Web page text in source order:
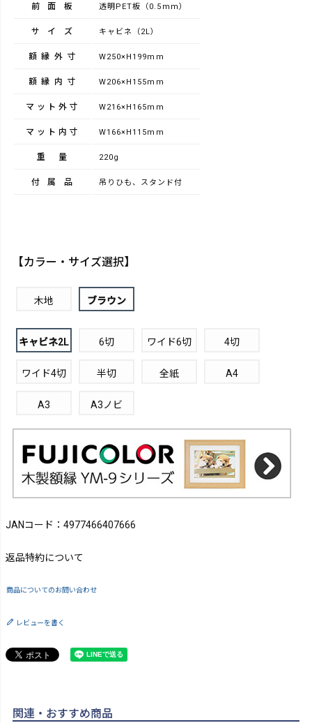
前面板 透明PET板（0.5mm）
サイズ キャビネ（2L）
額縁外寸 W250×H199mm
額縁内寸 W206×H155mm
マット外寸 W216×H165mm
マット内寸 W166×H115mm
重量 220g
付属品 吊りひも、スタンド付
【カラー・サイズ選択】
木地 ブラウン
キャビネ2L 6切 ワイド6切 4切
ワイド4切 半切 全紙 A4
A3 A3ノビ
JANコード：4977466407666
返品特約について
商品についてのお問い合わせ
レビューを書く
関連・おすすめ商品